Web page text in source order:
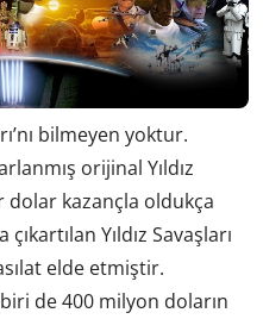
bilmeyen yoktur.
orijinal Yıldız
dolar kazançla oldukça
Yıldız Savaşları
elde etmiştir.
de 400 milyon doların